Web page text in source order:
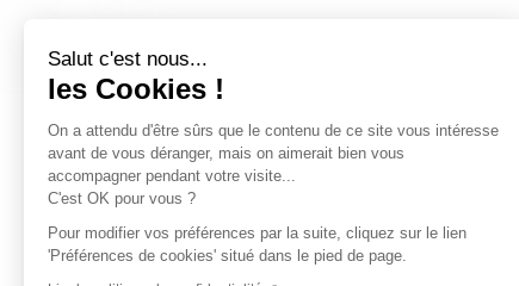
Salut c'est nous...
les Cookies !
On a attendu d'être sûrs que le contenu de ce site vous intéresse
avant de vous déranger, mais on aimerait bien vous
accompagner pendant votre visite...
C'est OK pour vous ?
Pour modifier vos préférences par la suite, cliquez sur le lien
'Préférences de cookies' situé dans le pied de page.